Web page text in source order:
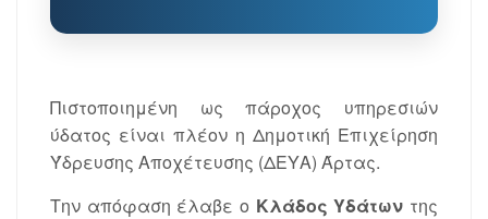
Πιστοποιημένη ως πάροχος υπηρεσιών
ύδατος είναι πλέον η Δημοτική Επιχείρηση
Ύδρευσης Αποχέτευσης (ΔΕΥΑ) Άρτας.
Την απόφαση έλαβε ο Κλάδος Υδάτων της